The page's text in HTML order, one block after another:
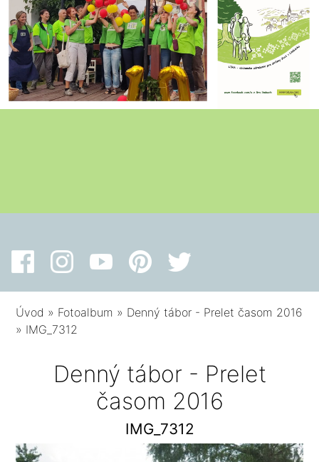
Úvod » Fotoalbum » Denný tábor - Prelet časom 2016
» IMG_7312
Denný tábor - Prelet
časom 2016
IMG_7312